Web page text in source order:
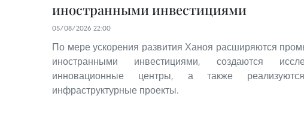
иностранными инвестициями
05/08/2026 22:00
По мере ускорения развития Ханоя расширяются
иностранными инвестициями, создаются
инновационные центры, а также реализуются
инфраструктурные проекты.